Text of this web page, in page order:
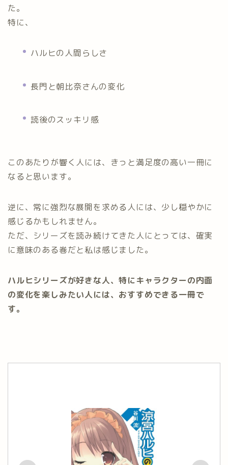
た。
特に、
ハルヒの人間らしさ
長門と朝比奈さんの変化
読後のスッキリ感
このあたりが響く人には、きっと満足度の高い一冊に
なると思います。
逆に、常に強烈な展開を求める人には、少し穏やかに
感じるかもしれません。
ただ、シリーズを読み続けてきた人にとっては、確実
に意味のある巻だと私は感じました。
ハルヒシリーズが好きな人、特にキャラクターの内面
の変化を楽しみたい人には、おすすめできる一冊で
す。